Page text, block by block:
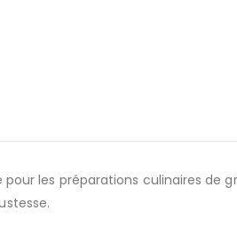
les préparations culinaires de